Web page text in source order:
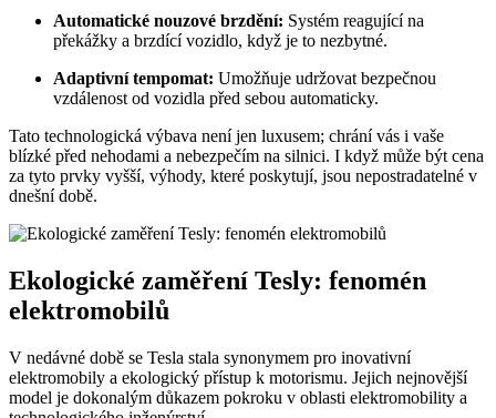
Automatické nouzové brzdění: Systém reagující na
překážky a brzdící vozidlo, když je to nezbytné.
Adaptivní tempomat: Umožňuje udržovat bezpečnou
vzdálenost od vozidla před sebou automaticky.
Tato technologická výbava není jen luxusem; chrání vás i vaše
blízké před nehodami a nebezpečím na silnici. I když může být cena
za tyto prvky vyšší, výhody, které poskytují, jsou nepostradatelné v
dnešní době.
Ekologické zaměření Tesly: fenomén
elektromobilů
V nedávné době se Tesla stala synonymem pro inovativní
elektromobily a ekologický přístup k motorismu. Jejich nejnovější
model je dokonalým důkazem pokroku v oblasti elektromobility a